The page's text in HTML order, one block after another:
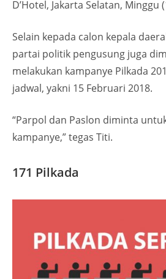
D’Hotel, Jakarta Selatan, Minggu
Selain kepada calon kepala
partai politik pengusung juga
melakukan kampanye Pilkada
jadwal, yakni 15 Februari 2018.
“Parpol dan Paslon diminta
kampanye,” tegas Titi.
171 Pilkada